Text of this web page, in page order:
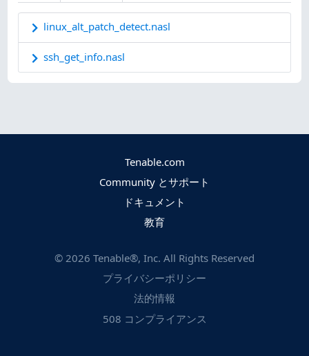
linux_alt_patch_detect.nasl
ssh_get_info.nasl
Tenable.com
Community とサポート
ドキュメント
教育
© 2026 Tenable®, Inc. All Rights Reserved
プライバシーポリシー
法的情報
508 コンプライアンス